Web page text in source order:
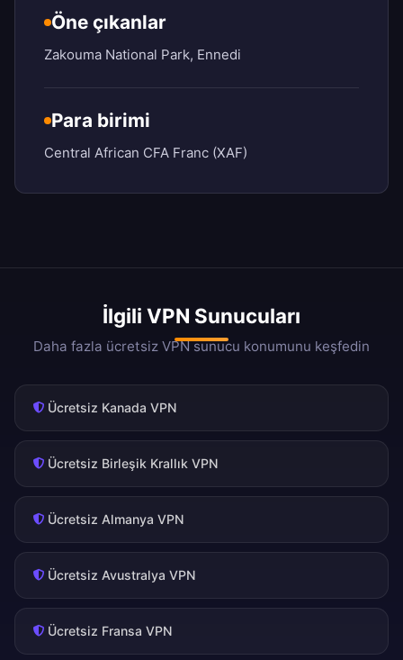
Öne çıkanlar
Zakouma National Park, Ennedi
Para birimi
Central African CFA Franc (XAF)
İlgili VPN Sunucuları
Daha fazla ücretsiz VPN sunucu konumunu keşfedin
Ücretsiz Kanada VPN
Ücretsiz Birleşik Krallık VPN
Ücretsiz Almanya VPN
Ücretsiz Avustralya VPN
Ücretsiz Fransa VPN